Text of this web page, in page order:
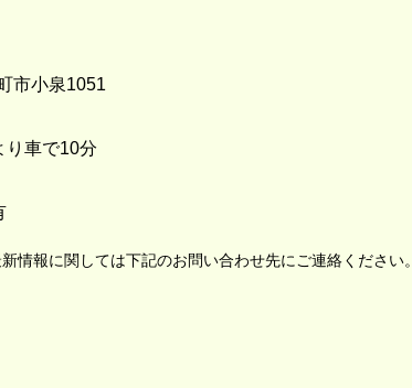
市小泉1051
り車で10分
情報に関しては下記のお問い合わせ先にご連絡ください。